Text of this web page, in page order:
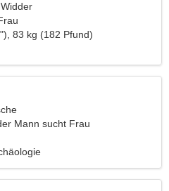
83 kg (182 Pfund)
Mann sucht Frau